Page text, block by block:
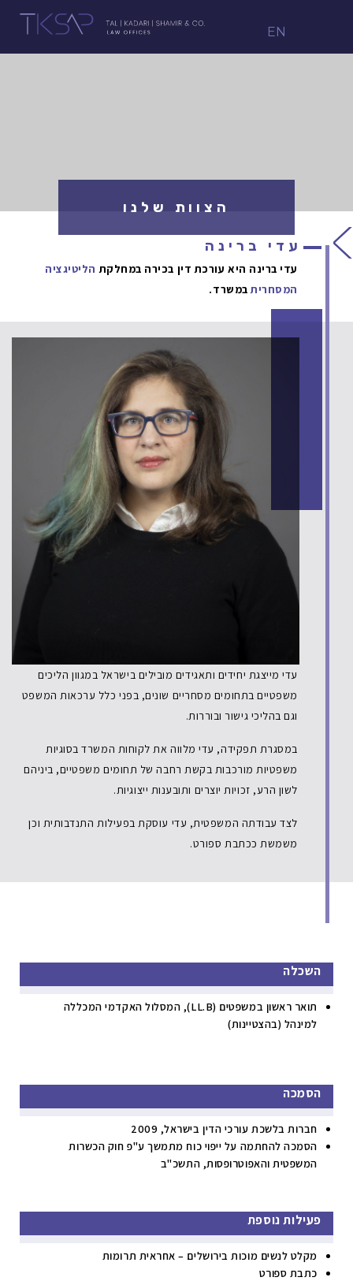
EN
הצוות שלנו
עדי ברינה
עדי ברינה היא עורכת דין בכירה במחלקת הליטיגציה
המסחריתבמשרד.
עדי מייצגת יחידים ותאגידים מובילים בישראל במגוון הליכים
משפטיים בתחומים מסחריים שונים, בפני כלל ערכאות המשפט
וגם בהליכי גישור ובוררות.
במסגרת תפקידה, עדי מלווה את לקוחות המשרד בסוגיות
משפטיות מורכבות בקשת רחבה של תחומים משפטיים, ביניהם
לשון הרע, זכויות יוצרים ותובענות ייצוגיות.
לצד עבודתה המשפטית, עדי עוסקת בפעילות התנדבותית וכן
משמשת ככתבת ספורט.
השכלה
תואר ראשון במשפטים (LL.B), המסלול האקדמי המכללה
למינהל (בהצטיינות)
הסמכה
חברות בלשכת עורכי הדין בישראל, 2009
הסמכה להחתמה על ייפוי כוח מתמשך ע"פ חוק הכשרות
המשפטית והאפוטרופסות, התשכ"ב
פעילות נוספת
מקלט לנשים מוכות בירושלים – אחראית תרומות
כתבת ספורט